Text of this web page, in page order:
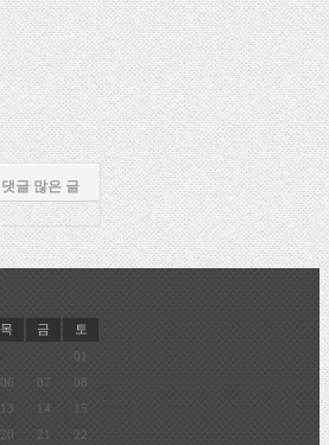
댓글 많은 글
목 금
토
01
06 07
08
13 14
15
20 21 22